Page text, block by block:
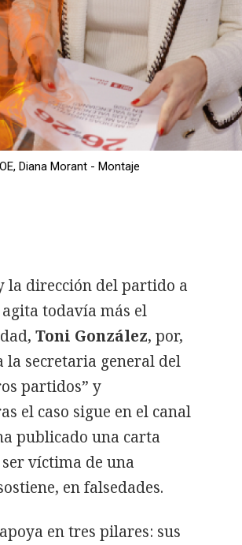
Diana Morant - Montaje
la dirección del partido a
todavía más el
Toni González, por,
la secretaria general del
partidos” y
el caso sigue en el canal
publicado una carta
víctima de una
en falsedades.
en tres pilares: sus